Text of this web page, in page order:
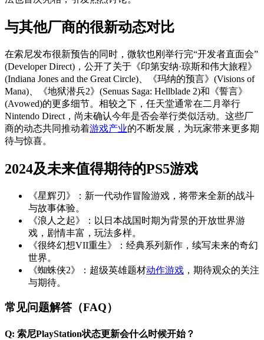
与其他厂商的很新动态对比
在索尼发布很新预告的同时，微软也刚举行完“开发者直面会”
(Developer Direct)，公开了关于《印第安纳·琼斯和伟大旅程》
(Indiana Jones and the Great Circle)、《玛纳的预言》(Visions of
Mana)、《地狱潜兵2》(Senuas Saga: Hellblade 2)和《誓言》
(Avowed)的更多细节。相较之下，任天堂通常在二月举行
Nintendo Direct，尚未确认今年是否会举行类似活动。这些厂
商的动态共同推动着游戏产业的不断发展，为玩家带来更多期
待与惊喜。
2024及未来值得期待的PS5游戏
《星辉刃》：新一代动作冒险游戏，将带来全新的战斗
与故事体验。
《浪人之起》：以日本战国时期为背景的开放世界游
戏，剧情丰富，玩法多样。
《很终幻想VII重生》：经典系列新作，续写未来的奇幻
世界。
《蜘蛛侠2》：超级英雄题材动作游戏 ，期待观众的关注
与期待。
常见问题解答（FAQ）
Q: 索尼PlayStation状态更新会什么时候开始？